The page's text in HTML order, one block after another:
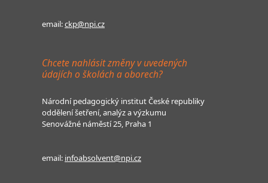
email:ckp@npi.cz
Chcete nahlásit změny v uvedených
údajích o školách a oborech?
Národní pedagogický institut České republiky
oddělení šetření, analýz a výzkumu
Senovážné náměstí 25, Praha 1
email: infoabsolvent@npi.cz